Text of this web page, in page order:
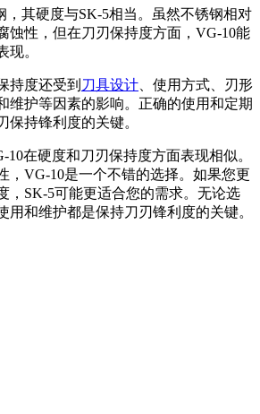
，其硬度与SK-5相当。虽然不锈钢相对
蚀性，但在刀刃保持度方面，VG-10能
现。
持度还受到 刀具设计 、使用方式、刃形
维护等因素的影响。正确的使用和定期
保持锋利度的关键。
10在硬度和刀刃保持度方面表现相似。
，VG-10是一个不错的选择。如果您更
，SK-5可能更适合您的需求。无论选
用和维护都是保持刀刃锋利度的关键。